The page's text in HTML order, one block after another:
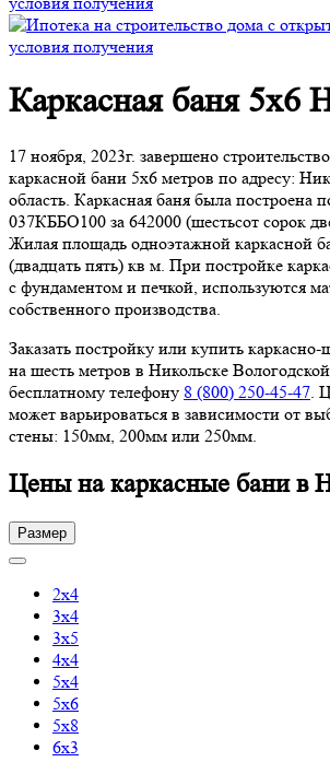
Каркасная баня 5х6
17 ноября, 2023г. завершено
каркасной бани 5х6 метров по адресу:
область. Каркасная баня была построена
037КББО100 за 642000 (шестьсот сорок
Жилая площадь одноэтажной каркасной
(двадцать пять) кв м. При постройке
с фундаментом и печкой, используются
собственного производства.
Заказать постройку или купить
на шесть метров в Никольске
бесплатному телефону 8 (800) 250-45-47.
может варьироваться в зависимости от
стены: 150мм, 200мм или 250мм.
Цены на каркасные бани в
Размер
2х4
3х4
3х5
4х4
5х4
5х6
5х8
6х3